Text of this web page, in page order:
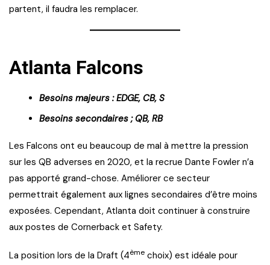
partent, il faudra les remplacer.
Atlanta Falcons
Besoins majeurs : EDGE, CB, S
Besoins secondaires ; QB, RB
Les Falcons ont eu beaucoup de mal à mettre la pression
sur les QB adverses en 2020, et la recrue Dante Fowler n’a
pas apporté grand-chose. Améliorer ce secteur
permettrait également aux lignes secondaires d’être moins
exposées. Cependant, Atlanta doit continuer à construire
aux postes de Cornerback et Safety.
La position lors de la Draft (4ème choix) est idéale pour